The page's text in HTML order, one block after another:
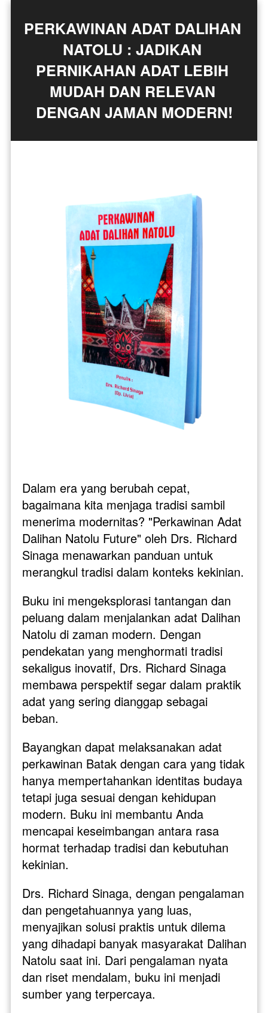
PERKAWINAN ADAT DALIHAN
NATOLU : JADIKAN
PERNIKAHAN ADAT LEBIH
MUDAH DAN RELEVAN
DENGAN JAMAN MODERN!
Dalam era yang berubah cepat,
bagaimana kita menjaga tradisi sambil
menerima modernitas? "Perkawinan Adat
Dalihan Natolu Future" oleh Drs. Richard
Sinaga menawarkan panduan untuk
merangkul tradisi dalam konteks kekinian.
Buku ini mengeksplorasi tantangan dan
peluang dalam menjalankan adat Dalihan
Natolu di zaman modern. Dengan
pendekatan yang menghormati tradisi
sekaligus inovatif, Drs. Richard Sinaga
membawa perspektif segar dalam praktik
adat yang sering dianggap sebagai
beban.
Bayangkan dapat melaksanakan adat
perkawinan Batak dengan cara yang tidak
hanya mempertahankan identitas budaya
tetapi juga sesuai dengan kehidupan
modern. Buku ini membantu Anda
mencapai keseimbangan antara rasa
hormat terhadap tradisi dan kebutuhan
kekinian.
Drs. Richard Sinaga, dengan pengalaman
dan pengetahuannya yang luas,
menyajikan solusi praktis untuk dilema
yang dihadapi banyak masyarakat Dalihan
Natolu saat ini. Dari pengalaman nyata
dan riset mendalam, buku ini menjadi
sumber yang terpercaya.